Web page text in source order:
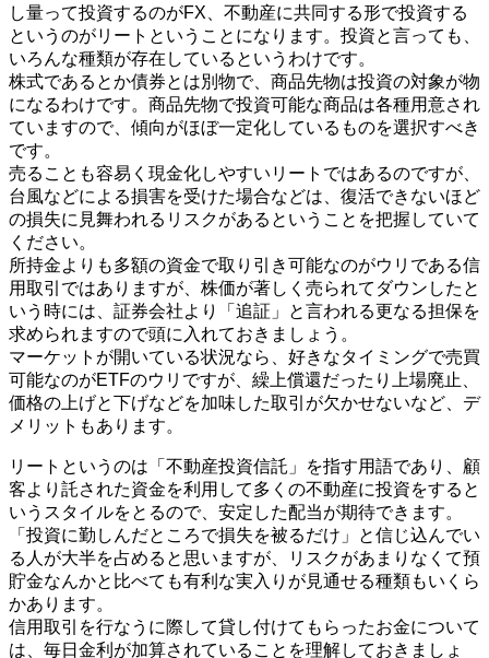
し量って投資するのがFX、不動産に共同する形で投資する
というのがリートということになります。投資と言っても、
いろんな種類が存在しているというわけです。
株式であるとか債券とは別物で、商品先物は投資の対象が物
になるわけです。商品先物で投資可能な商品は各種用意され
ていますので、傾向がほぼ一定化しているものを選択すべき
です。
売ることも容易く現金化しやすいリートではあるのですが、
台風などによる損害を受けた場合などは、復活できないほど
の損失に見舞われるリスクがあるということを把握していて
ください。
所持金よりも多額の資金で取り引き可能なのがウリである信
用取引ではありますが、株価が著しく売られてダウンしたと
いう時には、証券会社より「追証」と言われる更なる担保を
求められますので頭に入れておきましょう。
マーケットが開いている状況なら、好きなタイミングで売買
可能なのがETFのウリですが、繰上償還だったり上場廃止、
価格の上げと下げなどを加味した取引が欠かせないなど、デ
メリットもあります。
リートというのは「不動産投資信託」を指す用語であり、顧
客より託された資金を利用して多くの不動産に投資をすると
いうスタイルをとるので、安定した配当が期待できます。
「投資に勤しんだところで損失を被るだけ」と信じ込んでい
る人が大半を占めると思いますが、リスクがあまりなくて預
貯金なんかと比べても有利な実入りが見通せる種類もいくら
かあります。
信用取引を行なうに際して貸し付けてもらったお金について
は、毎日金利が加算されていることを理解しておきましょ